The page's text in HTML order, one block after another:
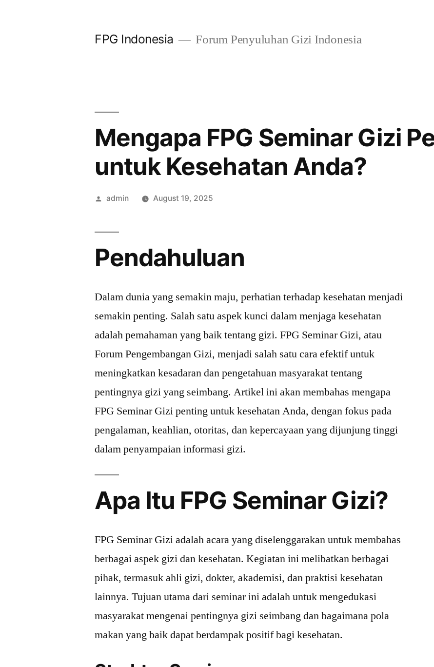
FPG Indonesia Forum Penyuluhan Gizi Indonesia
Mengapa FPG Seminar Gizi
untuk Kesehatan Anda?
Posted
admin August 19, 2025
Pendahuluan
Dalam dunia yang semakin maju, perhatian terhadap kesehatan menjadi
semakin penting. Salah satu aspek kunci dalam menjaga kesehatan
adalah pemahaman yang baik tentang gizi. FPG Seminar Gizi, atau
Forum Pengembangan Gizi, menjadi salah satu cara efektif untuk
meningkatkan kesadaran dan pengetahuan masyarakat tentang
pentingnya gizi yang seimbang. Artikel ini akan membahas mengapa
FPG Seminar Gizi penting untuk kesehatan Anda, dengan fokus pada
pengalaman, keahlian, otoritas, dan kepercayaan yang dijunjung tinggi
dalam penyampaian informasi gizi.
Apa Itu FPG Seminar Gizi?
FPG Seminar Gizi adalah acara yang diselenggarakan untuk membahas
berbagai aspek gizi dan kesehatan. Kegiatan ini melibatkan berbagai
pihak, termasuk ahli gizi, dokter, akademisi, dan praktisi kesehatan
lainnya. Tujuan utama dari seminar ini adalah untuk mengedukasi
masyarakat mengenai pentingnya gizi seimbang dan bagaimana pola
makan yang baik dapat berdampak positif bagi kesehatan.